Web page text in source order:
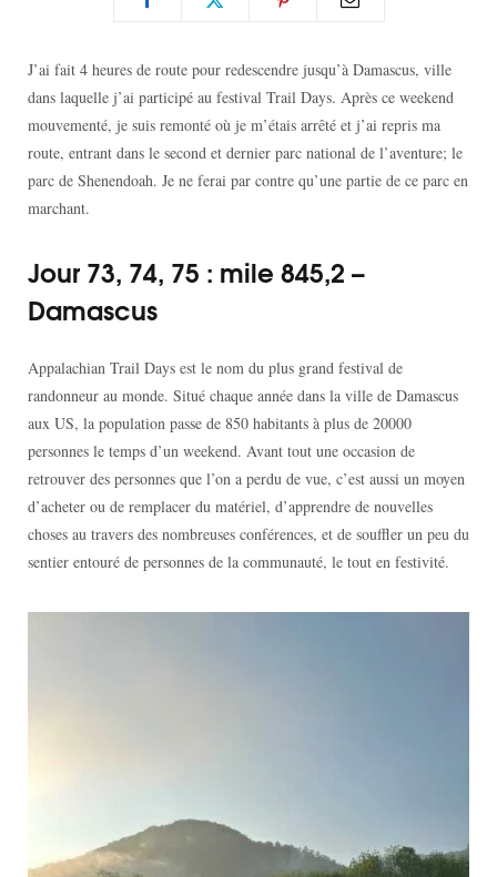
J’ai fait 4 heures de route pour redescendre jusqu’à Damascus, ville
dans laquelle j’ai participé au festival Trail Days. Après ce weekend
mouvementé, je suis remonté où je m’étais arrêté et j’ai repris ma
route, entrant dans le second et dernier parc national de l’aventure; le
parc de Shenendoah. Je ne ferai par contre qu’une partie de ce parc en
marchant.
Jour 73, 74, 75 : mile 845,2 –
Damascus
Appalachian Trail Days est le nom du plus grand festival de
randonneur au monde. Situé chaque année dans la ville de Damascus
aux US, la population passe de 850 habitants à plus de 20000
personnes le temps d’un weekend. Avant tout une occasion de
retrouver des personnes que l’on a perdu de vue, c’est aussi un moyen
d’acheter ou de remplacer du matériel, d’apprendre de nouvelles
choses au travers des nombreuses conférences, et de souffler un peu du
sentier entouré de personnes de la communauté, le tout en festivité.